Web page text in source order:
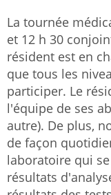
La tournée
et 12 h 30
résident est en
que tous les
participer. Le
l'équipe de ses
autre). De plus,
de façon
laboratoire qui
résultats